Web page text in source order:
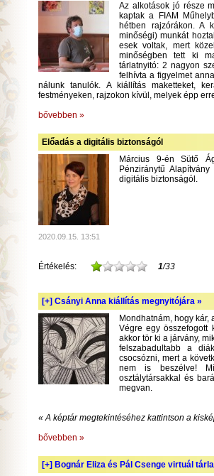
Az alkotások jó része
kaptak a FIAM
hétben rajzórákon. A
minőségi) munkát
esek voltak, mert
minőségben tett ki
tárlatnyitó: 2 nagyon
felhívta a figyelmet
nálunk tanulók. A kiállítás maketteket,
festményeken, rajzokon kívül, melyek épp
bővebben »
Előadás a digitális biztonságól
Március 9-én Sütő
Pénziránytű
digitális biztonságól.
2020.09.15. 13:51
Értékelés: 1/33
[+] Csányi Anna kiállítás megnyitójára »
Mondhatnám, hogy kár,
Végre egy összefogott
akkor tör ki a járvány,
felszabadultabb a
csocsózni, mert a
nem is beszélve!
osztálytársakkal és
megvan.
« A képtár megtekintéséhez kattintson a
bővebben »
[+] Bognár Eliza és Pál Csenge virtuál